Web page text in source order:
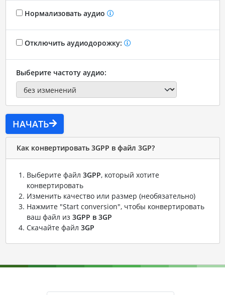
Нормализовать аудио
Отключить аудиодорожку:
Выберите частоту аудио:
НАЧАТЬ
Как конвертировать 3GPP в файл 3GP?
Выберите файл 3GPP, который хотите
конвертировать
Изменить качество или размер (необязательно)
Нажмите "Start conversion", чтобы конвертировать
ваш файл из 3GPP в 3GP
Скачайте файл 3GP